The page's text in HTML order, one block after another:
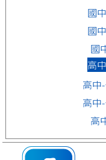
國
國
國
高
高中
高中
高